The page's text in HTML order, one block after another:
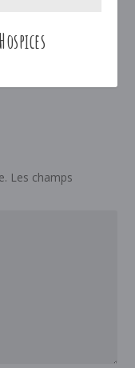
Les champs